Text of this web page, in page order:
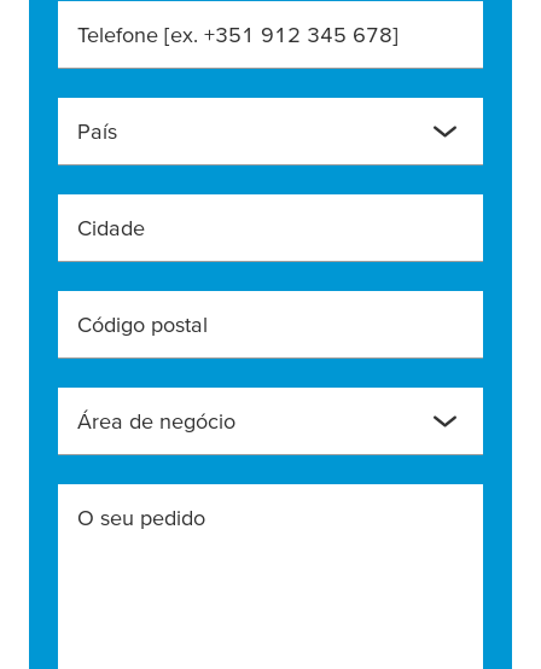
Telefone [ex. +351 912 345 678]
País
Cidade
Código postal
Área de negócio
O seu pedido